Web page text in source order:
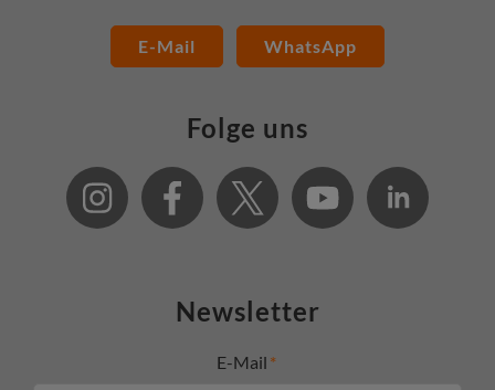
E-Mail WhatsApp
Folge uns
Newsletter
E-Mail